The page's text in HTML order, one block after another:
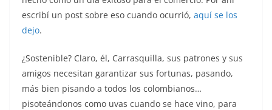
escribí un post sobre eso cuando ocurrió, aquí se los
dejo.
¿Sostenible? Claro, él, Carrasquilla, sus patrones y sus
amigos necesitan garantizar sus fortunas, pasando,
más bien pisando a todos los colombianos…
pisoteándonos como uvas cuando se hace vino, para